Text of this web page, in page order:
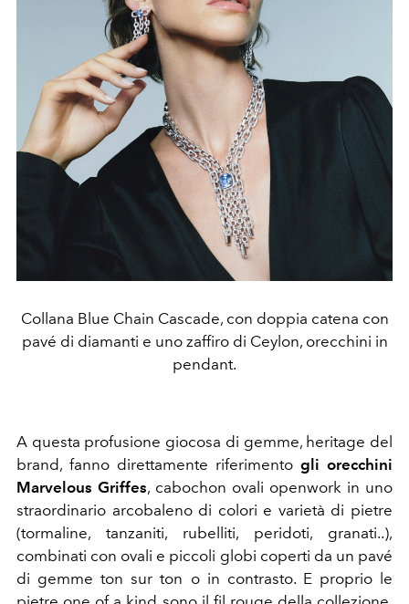
Collana Blue Chain Cascade, con doppia catena con
pavé di diamanti e uno zaffiro di Ceylon, orecchini in
pendant.
A questa profusione giocosa di gemme, heritage del
brand, fanno direttamente riferimento gli orecchini
Marvelous Griffes, cabochon ovali openwork in uno
straordinario arcobaleno di colori e varietà di pietre
(tormaline, tanzaniti, rubelliti, peridoti, granati..),
combinati con ovali e piccoli globi coperti da un pavé
di gemme ton sur ton o in contrasto. E proprio le